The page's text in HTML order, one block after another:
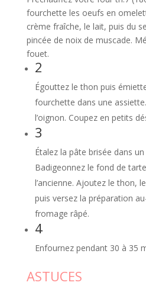
fourchette les oeufs en
crème fraîche, le lait, puis du
pincée de noix de muscade.
fouet.
2
Égouttez le thon puis
fourchette dans une
l’oignon. Coupez en petits
3
Étalez la pâte brisée dans
Badigeonnez le fond de
l’ancienne. Ajoutez le thon,
puis versez la préparation
fromage râpé.
4
Enfournez pendant 30 à 35
ASTUCES